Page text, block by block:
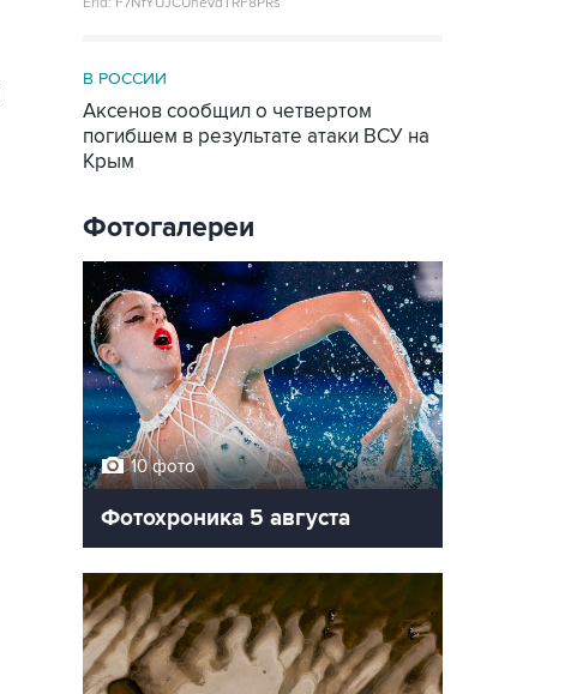
В РОССИИ
Аксенов сообщил о четвертом
погибшем в результате атаки ВСУ на
Крым
Фотогалереи
10 фото
Фотохроника 5 августа